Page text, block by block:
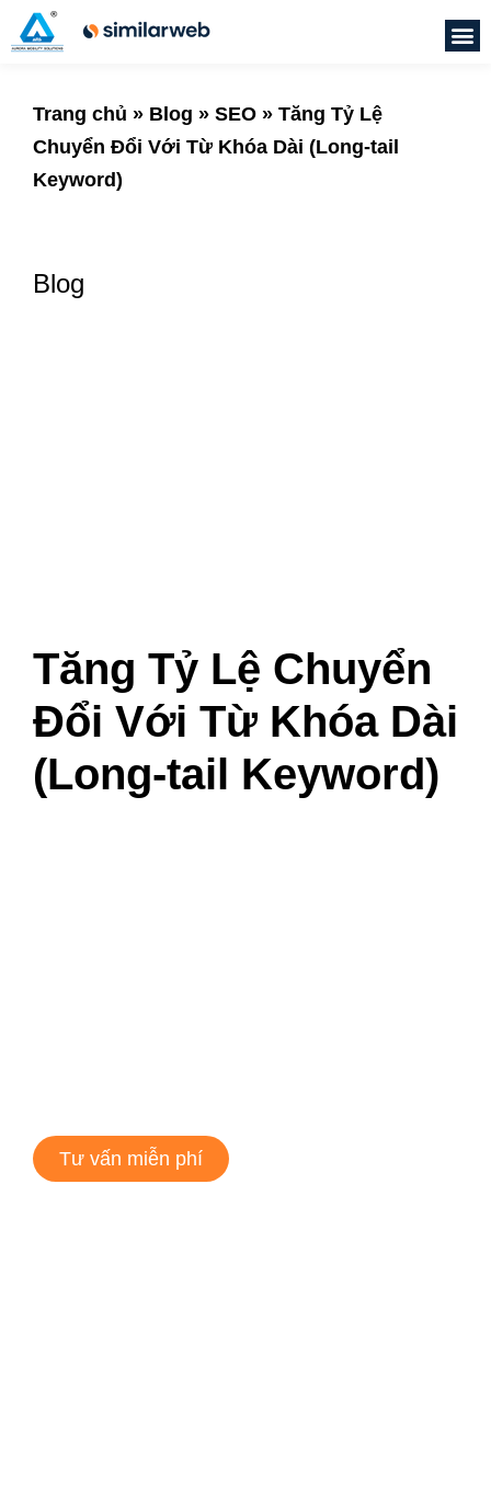
Trang chủ » Blog » SEO » Tăng Tỷ Lệ
Chuyển Đổi Với Từ Khóa Dài (Long-tail
Keyword)
Blog
Tăng Tỷ Lệ Chuyển
Đổi Với Từ Khóa Dài
(Long-tail Keyword)
Tư vấn miễn phí